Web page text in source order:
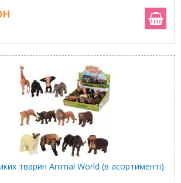
тварин Animal World (в асортименті)